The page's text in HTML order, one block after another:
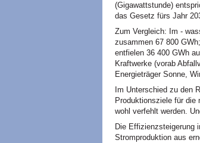
(Gigawattstunde)
das Gesetz fürs Jahr
Zum Vergleich: Im -
zusammen 67 800
entfielen 36 400 GWh
Kraftwerke (vorab
Energieträger Sonne,
Im Unterschied zu den
Produktionsziele für die
wohl verfehlt werden.
Die Effizienzsteigerung
Stromproduktion aus